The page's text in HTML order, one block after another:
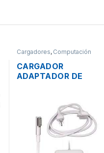
Cargadores, Computación
CARGADOR
ADAPTADOR DE
16.5V 3.65A 60W
ORIGINAL + CABLE DE
PODER